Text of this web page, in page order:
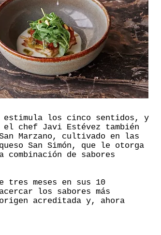
los cinco sentidos, y
chef Javi Estévez también
Marzano, cultivado en las
San Simón, que le otorga
de sabores
meses en sus 10
los sabores más
acreditada y, ahora